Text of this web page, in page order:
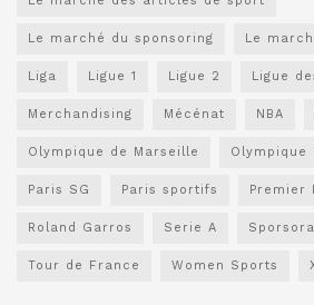
Le marché du sponsoring Le
Liga Ligue 1 Ligue 2 Ligue
Merchandising Mécénat NBA
Olympique de Marseille Olympique
Paris SG Paris sportifs Premier
Roland Garros Serie A Sporsora
Tour de France Women Sports